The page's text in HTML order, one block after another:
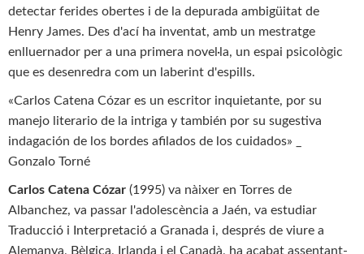
detectar ferides obertes i de la depurada ambigüitat de
Henry James. Des d'ací ha inventat, amb un mestratge
enlluernador per a una primera novel·la, un espai psicològic
que es desenredra com un laberint d'espills.
«Carlos Catena Cózar es un escritor inquietante, por su
manejo literario de la intriga y también por su sugestiva
indagación de los bordes afilados de los cuidados» _
Gonzalo Torné
Carlos Catena Cózar (1995) va nàixer en Torres de
Albanchez, va passar l'adolescència a Jaén, va estudiar
Traducció i Interpretació a Granada i, després de viure a
Alemanya, Bèlgica, Irlanda i el Canadà, ha acabat assentant-